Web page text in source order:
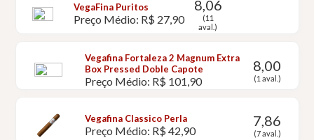
VegaFina Puritos
Preço Médio: R$ 27,90
8,06
(11
aval.)
Vegafina Fortaleza 2 Magnum Extra
Box Pressed Doble Capote
Preço Médio: R$ 101,90
8,00
(1 aval.)
Vegafina Classico Perla
Preço Médio: R$ 42,90
7,86
(7 aval.)